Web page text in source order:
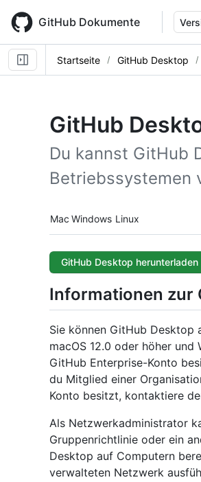
main
content
GitHub Dokumente
Startseite GitHub Desktop
GitHub
Du kannst GitHub
Betriebssystemen
Platform navigation
Mac Windows Linux
GitHub Desktop herunterladen
Informationen zur
Sie können GitHub Desktop
macOS 12.0 oder höher
GitHub Enterprise-Konto
du Mitglied einer
Konto besitzt, kontaktiere
Als Netzwerkadministrator
Gruppenrichtlinie oder ein
Desktop auf Computern
verwalteten Netzwerk